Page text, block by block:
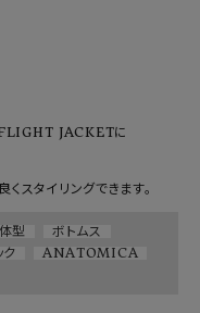
JACKETに
スタイリングできます。
型
ボトムス
ク
ANATOMICA